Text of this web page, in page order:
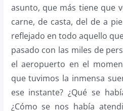
asunto, que más tiene que
carne, de casta, del de a
reflejado en todo aquello
pasado con las miles de
el aeropuerto en el
que tuvimos la inmensa
ese instante? ¿Qué se
¿Cómo se nos había